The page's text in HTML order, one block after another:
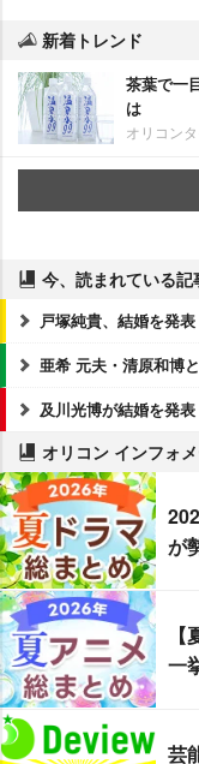
新着トレンド
茶葉で一
は
オリコン
今、読まれている記
戸塚純貴、結婚を発表
亜希 元夫・清原和博
及川光博が結婚を発表
オリコン インフォ
が
一
芸